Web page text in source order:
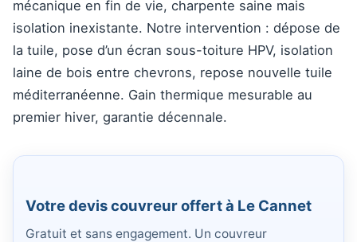
mécanique en fin de vie, charpente saine mais
isolation inexistante. Notre intervention : dépose de
la tuile, pose d’un écran sous-toiture HPV, isolation
laine de bois entre chevrons, repose nouvelle tuile
méditerranéenne. Gain thermique mesurable au
premier hiver, garantie décennale.
Votre devis couvreur offert à Le Cannet
Gratuit et sans engagement. Un couvreur